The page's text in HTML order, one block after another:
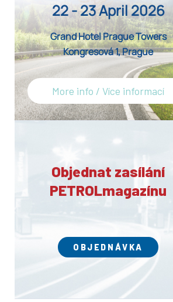
22 - 23 April 2026
Grand Hotel Prague Towers
Kongresová 1, Prague
More info / Více informací
Objednat zasílání
PETROLmagazínu
OBJEDNÁVKA